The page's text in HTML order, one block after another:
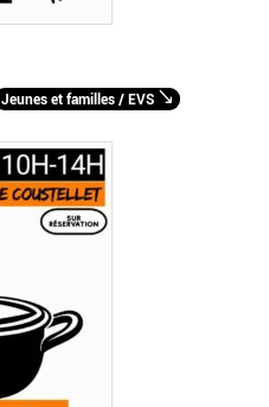
Jeunes et familles / EVS